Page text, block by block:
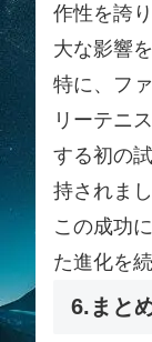
作性を誇
大な影響
特に、フ
リーテニ
する初の
持されまし
この成功
た進化を
6.まと